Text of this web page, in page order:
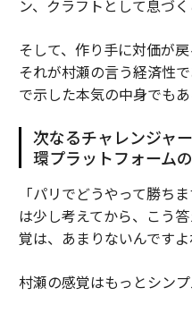
ン、クラフトとして息づく
そして、作り手に対価が
それが村瀬の言う経済性
で示した本気の中身でもあ
次なるチャレンジャ
環プラットフォーム
「パリでどうやって勝ち
は少し考えてから、こう
覚は、あまりないんですよ
村瀬の感覚はもっとシンプ